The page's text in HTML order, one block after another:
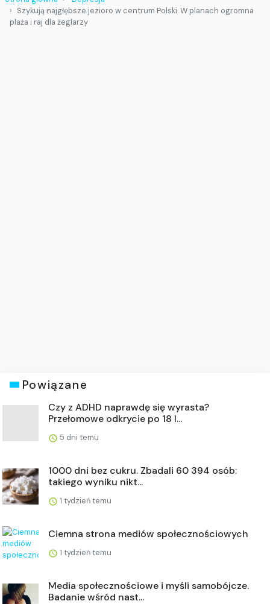
Szykują najgłębsze jezioro w centrum Polski. W planach ogromna
plaża i raj dla żeglarzy
Powiązane
Czy z ADHD naprawdę się wyrasta?
Przełomowe odkrycie po 18 l...
5 dni temu
1000 dni bez cukru. Zbadali 60 394 osób:
takiego wyniku nikt...
1 tydzień temu
Ciemna strona mediów społecznościowych
1 tydzień temu
Media społecznościowe i myśli samobójcze.
Badanie wśród nast...